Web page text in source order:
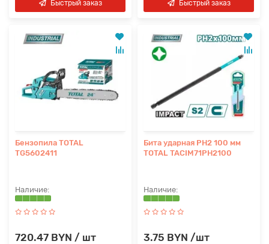
Быстрый заказ Быстрый заказ
Бензопила TOTAL
TG5602411
720.47 BYN / шт
Бита ударная PH2 100 мм
TOTAL TACIM71PH2100
3.75 BYN /шт